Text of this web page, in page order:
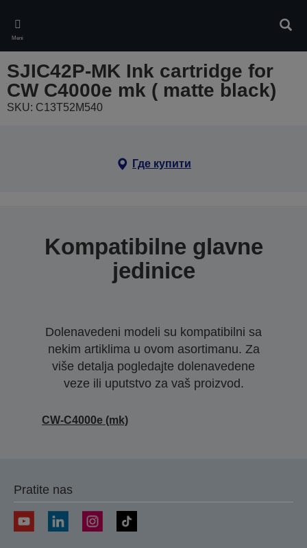
main
content
Meni
SJIC42P-MK Ink cartridge for
CW C4000e mk ( matte black)
SKU: C13T52M540
Где купити
Kompatibilne glavne
jedinice
Dolenavedeni modeli su kompatibilni sa
nekim artiklima u ovom asortimanu. Za
više detalja pogledajte dolenavedene
veze ili uputstvo za vaš proizvod.
CW-C4000e (mk)
Pratite nas